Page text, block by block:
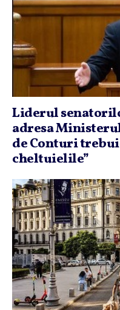
Liderul
adresa
de Conturi
cheltuielile”